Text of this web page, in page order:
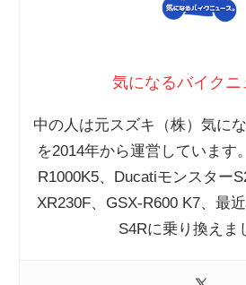
気になるバイクニ
中の人は元スズキ（株）気に
を2014年から運営しています
R1000K5、Ducatiモンスター
XR230F、GSX-R600 K7、最
S4Rに乗り換えま